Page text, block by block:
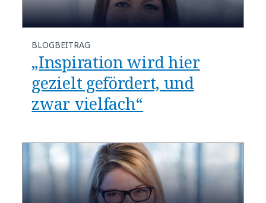
BLOGBEITRAG
„Inspiration wird hier
gezielt gefördert, und
zwar vielfach“